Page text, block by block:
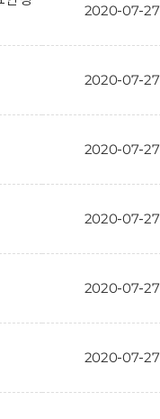
2020-07-27
2020-07-27
2020-07-27
2020-07-27
2020-07-27
2020-07-27